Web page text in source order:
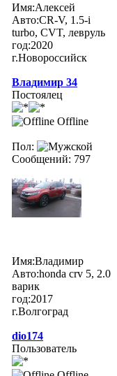
Имя:Алексей
Авто:CR-V, 1.5-i
turbo, CVT, левруль
год:2020
г.Новороссийск
Владимир 34
Постоялец
Offline
Пол:
Сообщений: 797
Имя:Владимир
Авто:honda crv 5, 2.0
варик
год:2017
г.Волгоград
dio174
Пользователь